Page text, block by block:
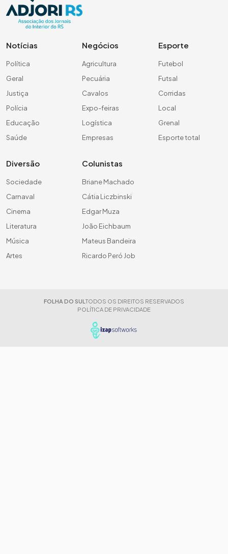
Notícias
Política
Geral
Justiça
Polícia
Educação
Saúde
Negócios
Agricultura
Pecuária
Cavalos
Expo-feiras
Logística
Empresas
Esporte
Futebol
Futsal
Corridas
Local
Grenal
Esporte total
Diversão
Sociedade
Carnaval
Cinema
Literatura
Música
Artes
Colunistas
Briane Machado
Cátia Liczbinski
Edgar Muza
João Eichbaum
Mateus Bandeira
Ricardo Peró Job
FOLHA DO SUL TODOS OS DIREITOS RESERVADOS
POLÍTICA DE PRIVACIDADE